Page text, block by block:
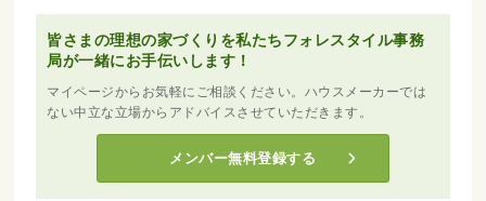
皆さまの理想の家づくりを私たちフォレスタイル事務
局が一緒にお手伝いします！
マイページからお気軽にご相談ください。ハウスメーカーでは
ない中立な立場からアドバイスさせていただきます。
メンバー無料登録する